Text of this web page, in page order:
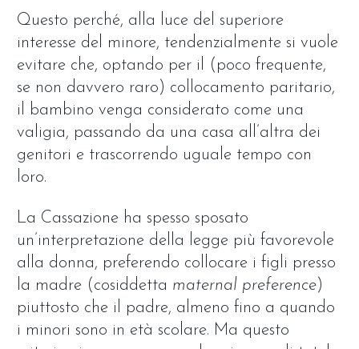
Questo perché, alla luce del superiore
interesse del minore, tendenzialmente si vuole
evitare che, optando per il (poco frequente,
se non davvero raro) collocamento paritario,
il bambino venga considerato come una
valigia, passando da una casa all’altra dei
genitori e trascorrendo uguale tempo con
loro.
La Cassazione ha spesso sposato
un’interpretazione della legge più favorevole
alla donna, preferendo collocare i figli presso
la madre (cosiddetta maternal preference)
piuttosto che il padre, almeno fino a quando
i minori sono in età scolare. Ma questo